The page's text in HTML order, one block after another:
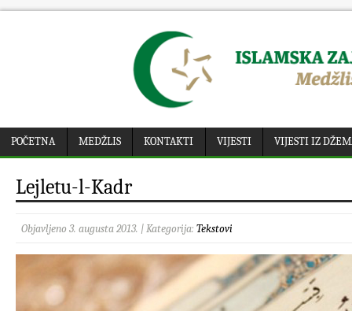
POČETNA MEDŽLIS KONTAKTI VIJESTI VIJESTI IZ
Lejletu-l-Kadr
Objavljeno 3. augusta 2013. | Kategorija: Tekstovi